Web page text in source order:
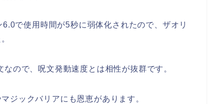
で使用時間が5秒に弱体化されたので、ザオリ
ので、呪文発動速度とは相性が抜群です。
ジックバリアにも恩恵があります。